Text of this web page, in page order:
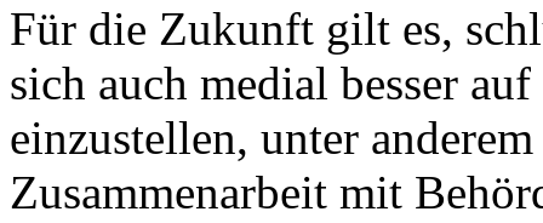
Für die Zukunft gilt es,
sich auch medial besser
einzustellen, unter
Zusammenarbeit mit